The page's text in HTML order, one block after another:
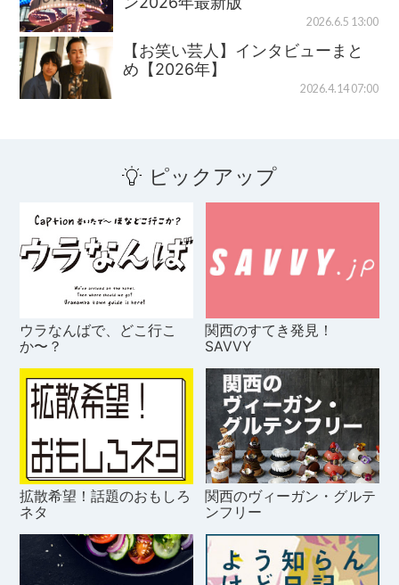
2026.6.5 13:00
【お笑い芸人】インタビューまと
め【2026年】
2026.4.14 07:00
ピックアップ
ウラなんばで、どこ行こ
か〜？
関西のすてき発見！
SAVVY
拡散希望！話題のおもしろ
ネタ
関西のヴィーガン・グルテ
ンフリー